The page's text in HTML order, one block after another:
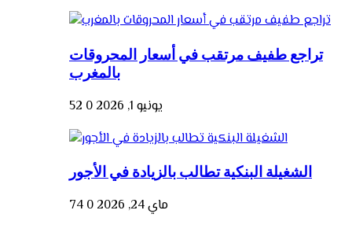
تراجع طفيف مرتقب في أسعار المحروقات
بالمغرب
يونيو 1, 2026 0
52
الشغيلة البنكية تطالب بالزيادة في الأجور
ماي 24, 2026 0
74